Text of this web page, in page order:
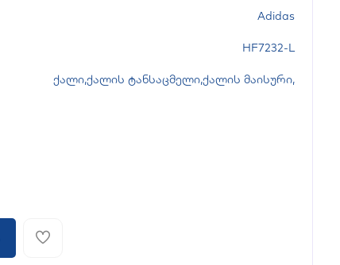
Adidas
HF7232-L
ქალი,ქალის ტანსაცმელი,ქალის მაისური,